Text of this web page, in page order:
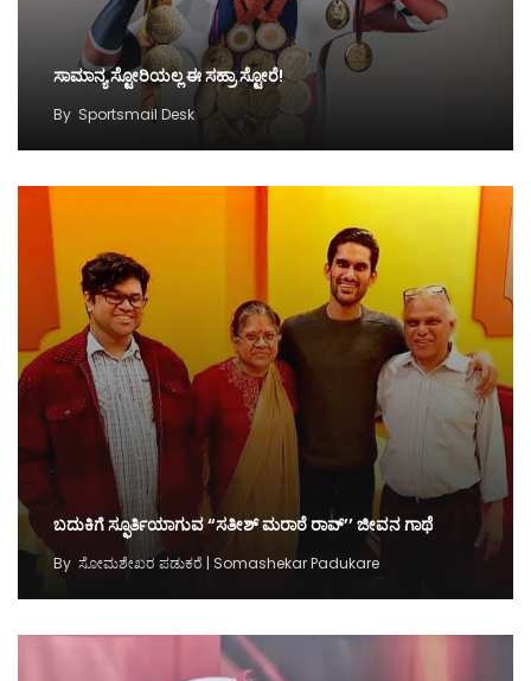
ಸಾಮಾನ್ಯ ಸ್ಟೋರಿಯಲ್ಲ ಈ ಸಹ್ರಾ ಸ್ಟೋರೆ!
By Sportsmail Desk
ಬದುಕಿಗೆ ಸ್ಫೂರ್ತಿಯಾಗುವ “ಸತೀಶ್‌ ಮರಾಠೆ ರಾವ್‌ʼʼ ಜೀವನ ಗಾಥೆ
By ಸೋಮಶೇಖರ ಪಡುಕರೆ | Somashekar Padukare